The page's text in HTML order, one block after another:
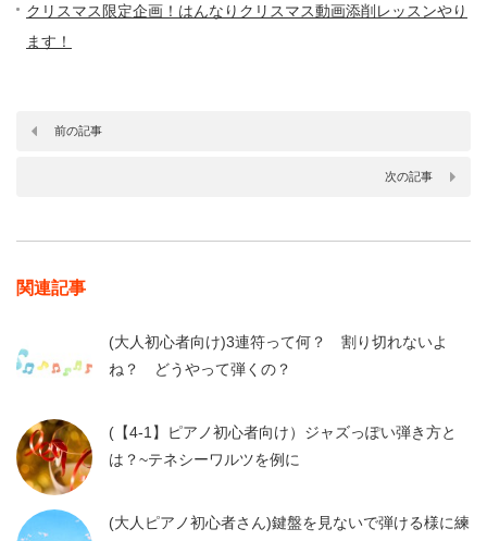
クリスマス限定企画！はんなりクリスマス動画添削レッスンやり
ます！
前の記事
次の記事
関連記事
(大人初心者向け)3連符って何？ 割り切れないよ
ね？ どうやって弾くの？
(【4-1】ピアノ初心者向け）ジャズっぽい弾き方と
は？~テネシーワルツを例に
(大人ピアノ初心者さん)鍵盤を見ないで弾ける様に練